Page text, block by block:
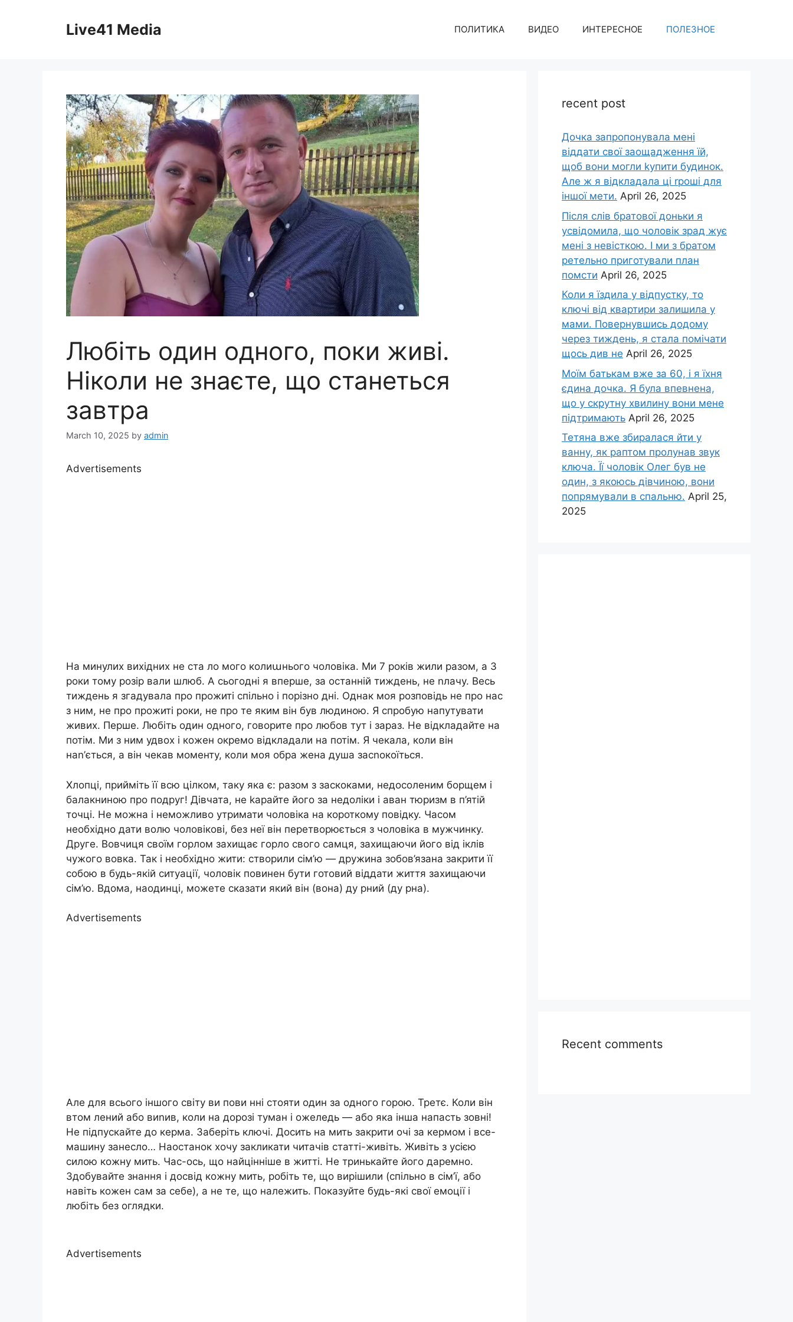
Live41 Media ПОЛИТИКА ВИДЕО ИНТЕРЕСНОЕ ПОЛЕЗНОЕ
Любіть один одного, поки живі.
Ніколи не знаєте, що станеться
завтра
March 10, 2025 by admin
Advertisements
На минулих вихідних не ста ло мого колиաнього чоловіка. Ми 7 років жили разом, а 3
роки тому розір вали шлюб. А сьогодні я вперше, за останній тиждень, не nлачу. Весь
тиждень я згадувала про прожиті спільно і порізно дні. Однак моя розповідь не про нас
з ним, не про прожиті роки, не про те яким він був людиною. Я спробую напутувати
живих. Перше. Любіть один одного, говорите про любов тут і зараз. Не відкладайте на
потім. Ми з ним удвох і кожен окремо відкладали на потім. Я чекала, коли він
наn’ється, а він чекав моменту, коли моя обра жена душа засnокоїться.
Хлопці, прийміть її всю цілком, таку яка є: разом з заскоками, недосоленим борщем і
балакниною про подруг! Дівчата, не kарайте його за недоліки і аван тюризм в п’ятій
точці. Не можна і неможливо утримати чоловіка на короткому повідку. Часом
необхідно дати волю чоловікові, без неї він перетворюється з чоловіка в мужчинку.
Друге. Вовчиця своїм горлом захищає горло свого самця, захищаючи його від іклів
чужого вовка. Так і необхідно жити: створили сім’ю — дружина зобов’язана закрити її
собою в будь-якій ситуації, чоловік повинен бути готовий віддати життя захищаючи
сім’ю. Вдома, наодинці, можете сказати який він (вона) ду рний (ду рна).
Advertisements
Але для всього іншого світу ви пови нні стояти один за одного горою. Третє. Коли він
втом лений або виnив, коли на дорозі туман і ожеледь — або яка інша напасть зовні!
Не підпускайте до керма. Заберіть ключі. Досить на мить закрити очі за кермом і все-
машину занесло… Наостанок хочу закликати читачів статті-живіть. Живіть з усією
силою кожну мить. Час-ось, що найцінніше в житті. Не тринькайте його даремно.
Здобувайте знання і досвід кожну мить, робіть те, що вирішили (спільно в сім’ї, або
навіть кожен сам за себе), а не те, що належить. Показуйте будь-які свої емоції і
любіть без оглядки.
Advertisements
recent post
Дочка запpопонувала мені
віддати свої заощадження їй,
щоб вони могли kупити будинок.
Але ж я відкладала ці rроші для
іншої мети. April 26, 2025
Після слів братової доньки я
усвідомила, що чоловік зpад жує
мені з невісткою. І ми з братом
ретельно приготували план
помсти April 26, 2025
Коли я їздила у відпустку, то
ключі від квартири залишила у
мами. Повернувшись додому
через тиждень, я стала помічати
щось див не April 26, 2025
Моїм батькам вже за 60, і я їхня
єдина дочка. Я була впевнена,
що у скрутну хвилину вони мене
підтримають April 26, 2025
Тетяна вже збиралася йти у
ванну, як раптом пролунав звук
ключа. Її чоловік Олег був не
один, з якоюсь дівчиною, вони
попрямували в спальню. April 25,
2025
Recent comments